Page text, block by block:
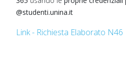
@studenti.unina.it
Link - Richiesta Elaborato N46